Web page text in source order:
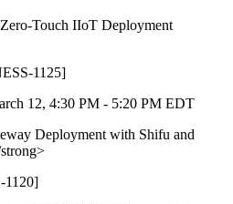
Touch IIoT Deployment
1125]
12, 4:30 PM - 5:20 PM EDT
Deployment with Shifu and
1120]